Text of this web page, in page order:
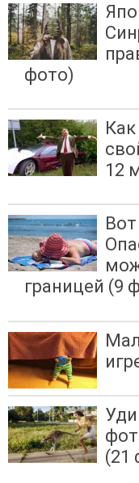
фото)
12
границей (9
(21